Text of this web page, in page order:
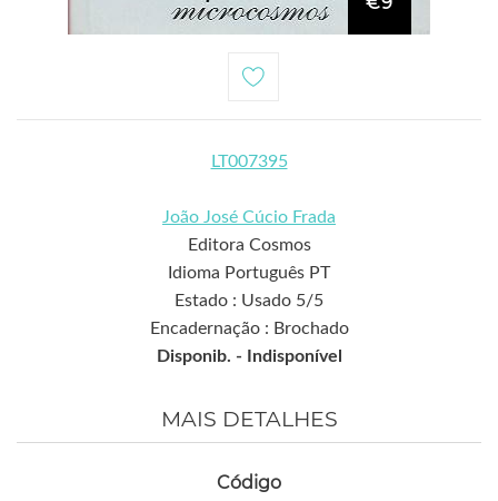
LT007395
João José Cúcio Frada
Editora Cosmos
Idioma Português PT
Estado : Usado 5/5
Encadernação : Brochado
Disponib. -
Indisponível
MAIS DETALHES
Código